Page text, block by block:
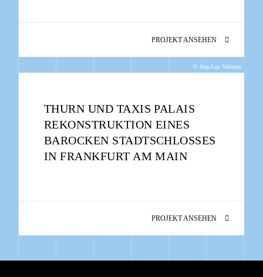
PROJEKT ANSEHEN
© Jean-Luc Valentin
THURN UND TAXIS PALAIS
REKONSTRUKTION EINES
BAROCKEN STADTSCHLOSSES
IN FRANKFURT AM MAIN
PROJEKT ANSEHEN